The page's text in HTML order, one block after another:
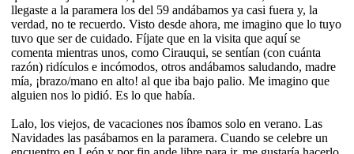
llegaste a la paramera los del 59 andábamos ya casi fuera y, la
verdad, no te recuerdo. Visto desde ahora, me imagino que lo tuyo
tuvo que ser de cuidado. Fíjate que en la visita que aquí se
comenta mientras unos, como Cirauqui, se sentían (con cuánta
razón) ridículos e incómodos, otros andábamos saludando, madre
mía, ¡brazo/mano en alto! al que iba bajo palio. Me imagino que
alguien nos lo pidió. Es lo que había.
Lalo, los viejos, de vacaciones nos íbamos solo en verano. Las
Navidades las pasábamos en la paramera. Cuando se celebre un